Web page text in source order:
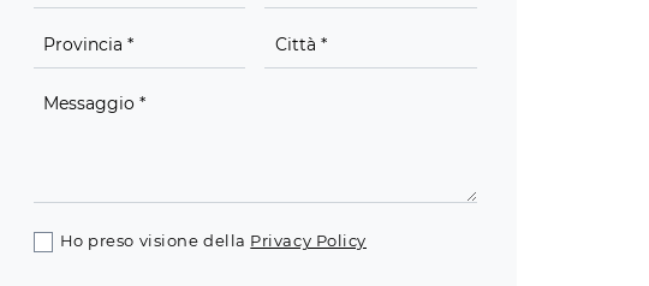
Ho preso visione della Privacy Policy